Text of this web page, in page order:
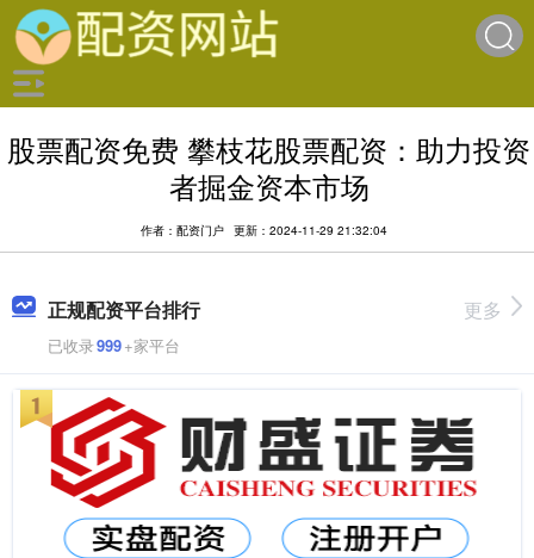
股票配资免费 攀枝花股票配资：助力投资
者掘金资本市场
作者：配资门户 更新：2024-11-29 21:32:04
正规配资平台排行
已收录999+家平台
更多